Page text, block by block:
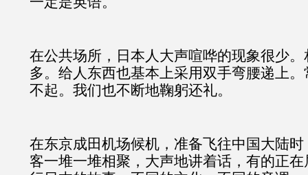
在公共场所，日本人大声喧哗的现象很少
多。给人东西也基本上采用双手弯腰递上
不起。我们也不断地鞠躬还礼。
在东京成田机场候机，准备飞往中国大陆
客一堆一堆相聚，大声地讲着话，有的正